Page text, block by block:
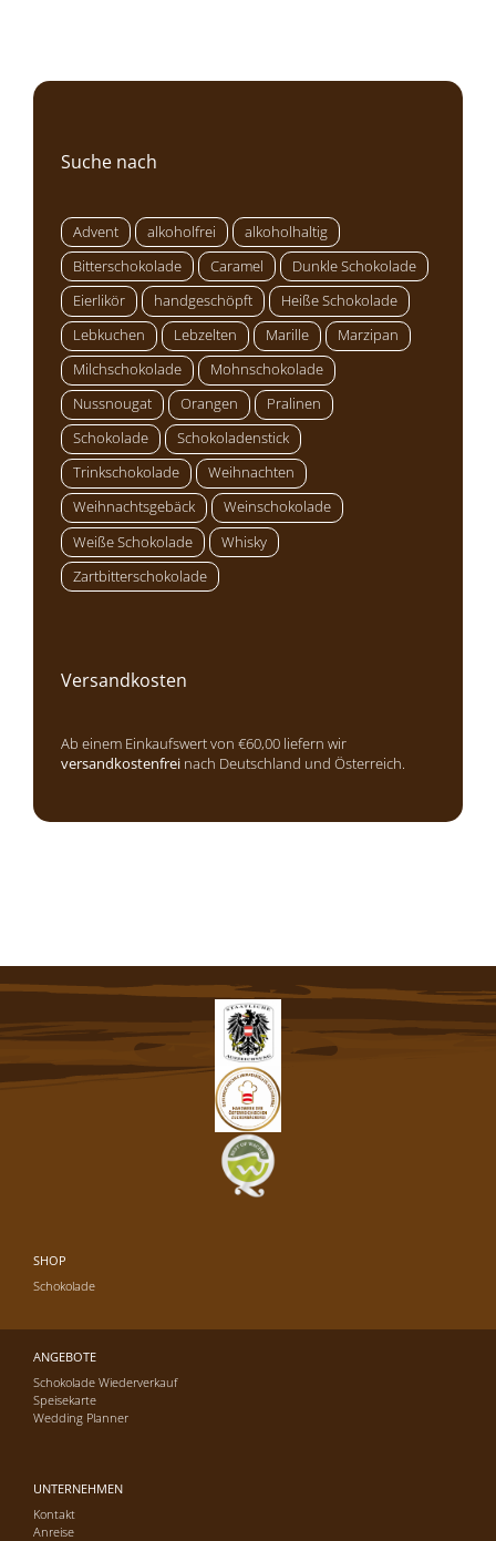
Suche nach
Advent alkoholfrei
alkoholhaltig
Bitterschokolade
Caramel
Dunkle Schokolade
Eierlikör
handgeschöpft
Heiße Schokolade
Lebkuchen
Lebzelten Marille
Marzipan
Milchschokolade
Mohnschokolade
Nussnougat
Orangen
Pralinen
Schokolade
Schokoladenstick
Trinkschokolade
Weihnachten
Weihnachtsgebäck
Weinschokolade
Weiße Schokolade
Whisky
Zartbitterschokolade
Versandkosten
Ab einem Einkaufswert von €60,00 liefern wir
versandkostenfrei nach Deutschland und Österreich.
SHOP
Schokolade
ANGEBOTE
Schokolade Wiederverkauf
Speisekarte
Wedding Planner
UNTERNEHMEN
Kontakt
Anreise